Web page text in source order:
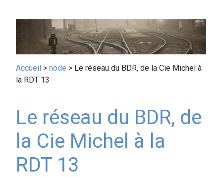
Fil
Accueil node
Le réseau du BDR, de la Cie Michel à
la RDT 13
Le réseau du BDR, de
la Cie Michel à la
RDT 13